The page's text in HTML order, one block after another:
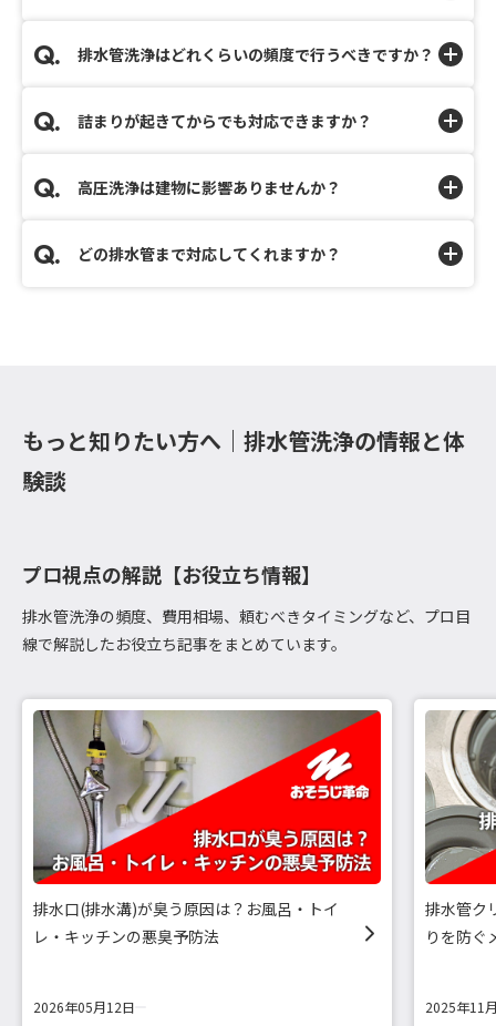
排水管洗浄はどれくらいの頻度で行うべきですか？
詰まりが起きてからでも対応できますか？
高圧洗浄は建物に影響ありませんか？
どの排水管まで対応してくれますか？
もっと知りたい方へ｜排水管洗浄の情報と体
験談
プロ視点の解説【お役立ち情報】
排水管洗浄の頻度、費用相場、頼むべきタイミングなど、プロ目
線で解説したお役立ち記事をまとめています。
排水口(排水溝)が臭う原因は？お風呂・トイ
レ・キッチンの悪臭予防法
2026年05月12日
排水管ク
りを防ぐ
2025年11